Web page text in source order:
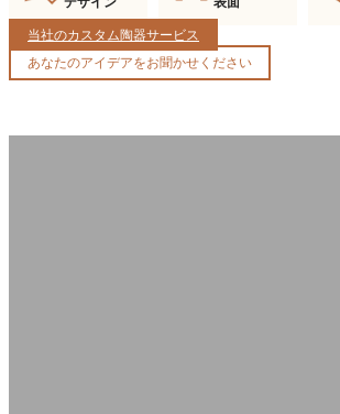
当社のカスタム陶器サービス
あなたのアイデアをお聞かせください